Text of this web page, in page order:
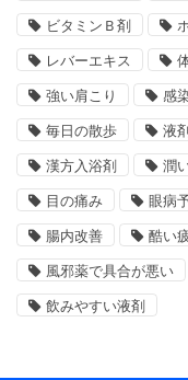
ビタミンＢ剤
レバーエキス
強い肩こり 感
毎日の散歩 液
漢方入浴剤 潤
目の痛み 眼病
腸内改善 酷い
風邪薬で具合が悪い
飲みやすい液剤